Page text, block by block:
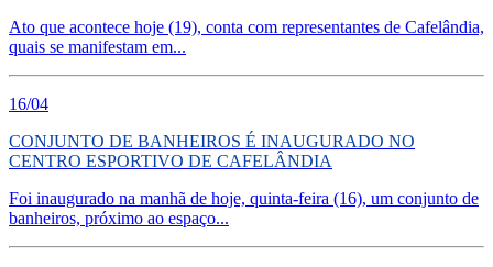
Ato que acontece hoje (19), conta com representantes de Cafelândia,
quais se manifestam em...
16/04
CONJUNTO DE BANHEIROS É INAUGURADO NO
CENTRO ESPORTIVO DE CAFELÂNDIA
Foi inaugurado na manhã de hoje, quinta-feira (16), um conjunto de
banheiros, próximo ao espaço...